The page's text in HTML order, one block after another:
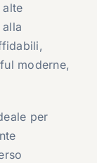
alte
moderne,
per